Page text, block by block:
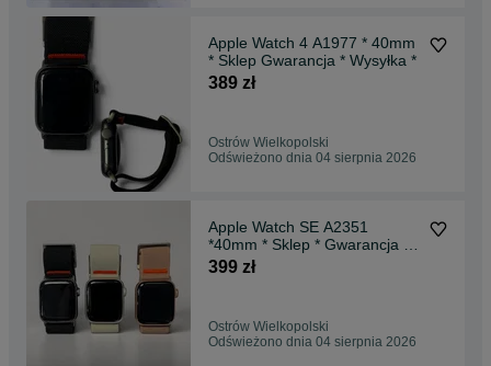
Apple Watch 4 A1977 * 40mm
* Sklep Gwarancja * Wysyłka *
389 zł
Ostrów Wielkopolski
Odświeżono dnia 04 sierpnia 2026
Apple Watch SE A2351
*40mm * Sklep * Gwarancja *
Wysyłka *
399 zł
Ostrów Wielkopolski
Odświeżono dnia 04 sierpnia 2026